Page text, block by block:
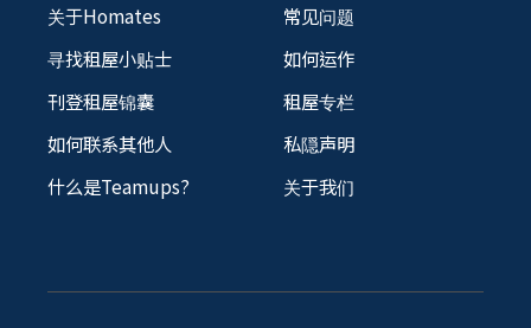
关于Homates
寻找租屋小贴士
刊登租屋锦囊
如何联系其他人
什么是Teamups?
常见问题
如何运作
租屋专栏
私隠声明
关于我们